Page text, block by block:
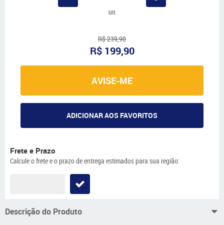
un
R$ 239,90
R$ 199,90
AVISE-ME
ADICIONAR AOS FAVORITOS
Frete e Prazo
Calcule o frete e o prazo de entrega estimados para sua região:
Descrição do Produto